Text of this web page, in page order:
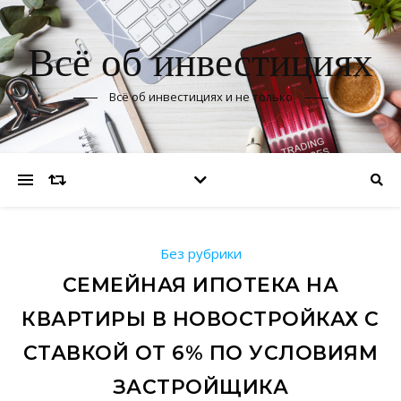
Всё об инвестициях
Всё об инвестициях и не только
Без рубрики
СЕМЕЙНАЯ ИПОТЕКА НА
КВАРТИРЫ В НОВОСТРОЙКАХ С
СТАВКОЙ ОТ 6% ПО УСЛОВИЯМ
ЗАСТРОЙЩИКА